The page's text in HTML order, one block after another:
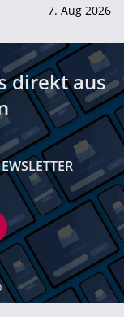
7. Aug 2026
direkt aus